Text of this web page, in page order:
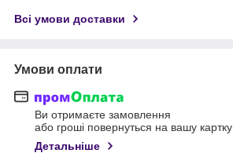
Всі умови доставки
Умови оплати
Ви отримаєте замовлення
або гроші повернуться на вашу картку
Детальніше